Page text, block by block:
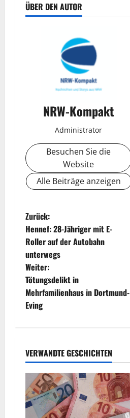
ÜBER DEN AUTOR
NRW-Kompakt
Administrator
Besuchen Sie die
Website
Alle Beiträge anzeigen
B
e
i
t
r
g
s
n
a
Zurück:
Hennef: 28-Jähriger mit E-
Roller auf der Autobahn
unterwegs
Weiter:
Tötungsdelikt in
Mehrfamilienhaus in Dortmund-
Eving
VERWANDTE GESCHICHTEN